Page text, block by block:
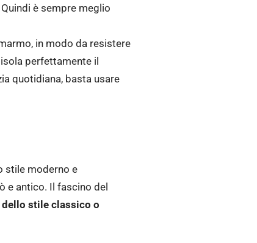
è sempre meglio
in modo da resistere
perfettamente il
quotidiana, basta usare
stile moderno e
e antico. Il fascino del
stile classico o